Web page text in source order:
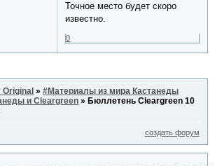
Точное место будет скоро
известно.
0
Original »#Материалы из мира Кастанеды
и Cleargreen »Бюллетень Cleargreen 10
создать форум